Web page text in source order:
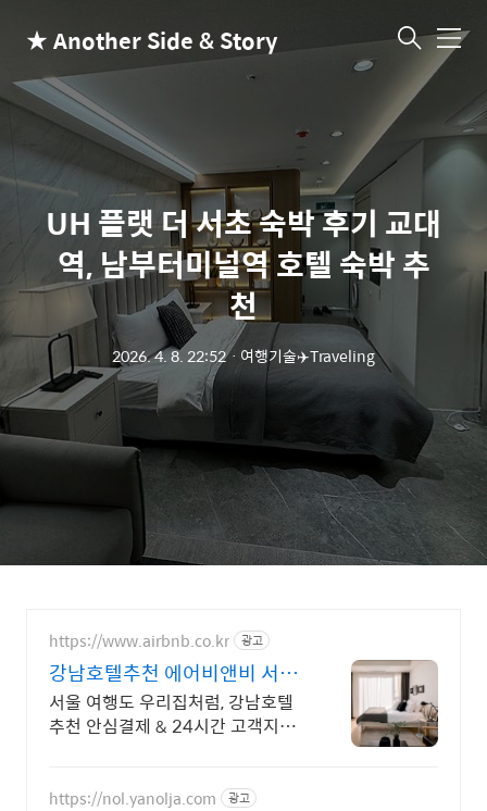
★ Another Side & Story 메
뉴
UH 플랫 더 서초 숙박 후기 교대
역, 남부터미널역 호텔 숙박 추
천
2026. 4. 8. 22:52ㆍ 여행기술✈️Traveling
https://www.airbnb.co.kr 광고
강남호텔추천 에어비앤비 서울
감성 스테이
서울 여행도 우리집처럼, 강남호텔
추천 안심결제 & 24시간 고객지원!
https://nol.yanolja.com 광고